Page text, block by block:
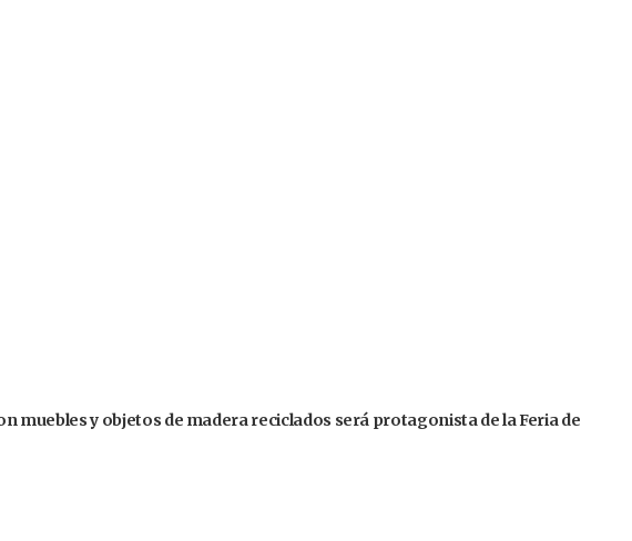
muebles y objetos de madera reciclados será protagonista de la Feria de